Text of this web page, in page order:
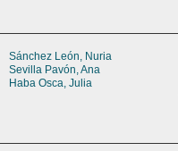
Sánchez León, Nuria
Sevilla Pavón, Ana
Haba Osca, Julia